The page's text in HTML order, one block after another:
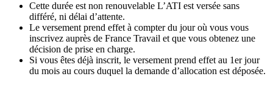
Cette durée est non renouvelable L’ATI est versée sans
différé, ni délai d’attente.
Le versement prend effet à compter du jour où vous vous
inscrivez auprès de France Travail et que vous obtenez une
décision de prise en charge.
Si vous êtes déjà inscrit, le versement prend effet au 1er jour
du mois au cours duquel la demande d’allocation est déposée.